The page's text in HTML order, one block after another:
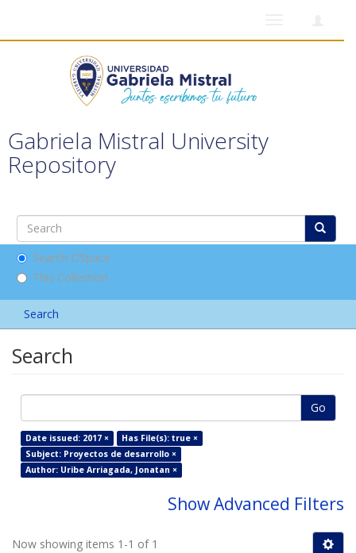
Gabriela Mistral University
Repository
Search DSpace
This Collection
Search
Search
Go
Date issued: 2017 ×
Has File(s): true ×
Subject: Proyectos de desarrollo ×
Author: Uribe Arriagada, Jonatan ×
Show Advanced Filters
Now showing items 1-1 of 1